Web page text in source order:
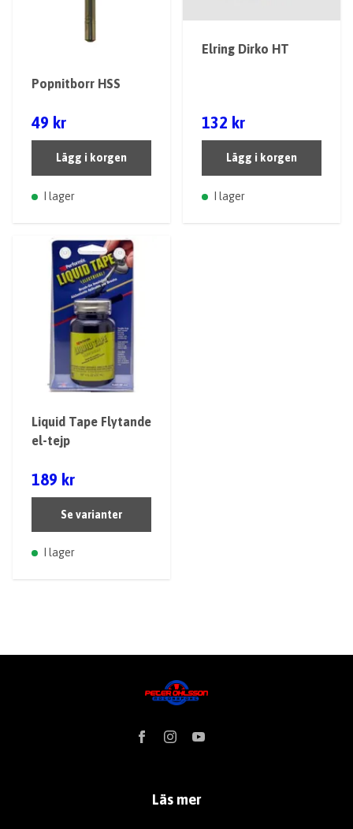
Popnitborr HSS
49 kr
Lägg i korgen
I lager
Elring Dirko HT
132 kr
Lägg i korgen
I lager
Liquid Tape Flytande
el-tejp
189 kr
Se varianter
I lager
Läs mer